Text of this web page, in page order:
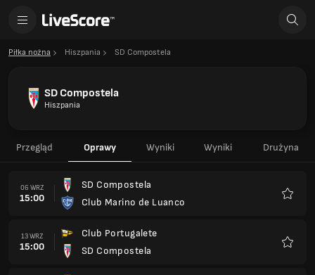
Piłka nożna Hiszpania SD Compostela
SD Compostela
Hiszpania
Przegląd Oprawy Wyniki Wyniki Drużyna
06 WRZ
15:00
SD Compostela
Club Marino de Luanco
13 WRZ
15:00
Club Portugalete
SD Compostela